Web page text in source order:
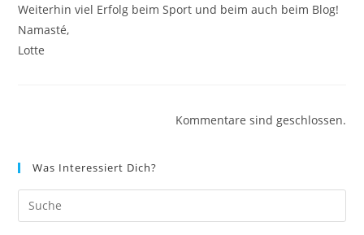
Weiterhin viel Erfolg beim Sport und beim auch beim Blog!
Namasté,
Lotte
Kommentare sind geschlossen.
Was Interessiert Dich?